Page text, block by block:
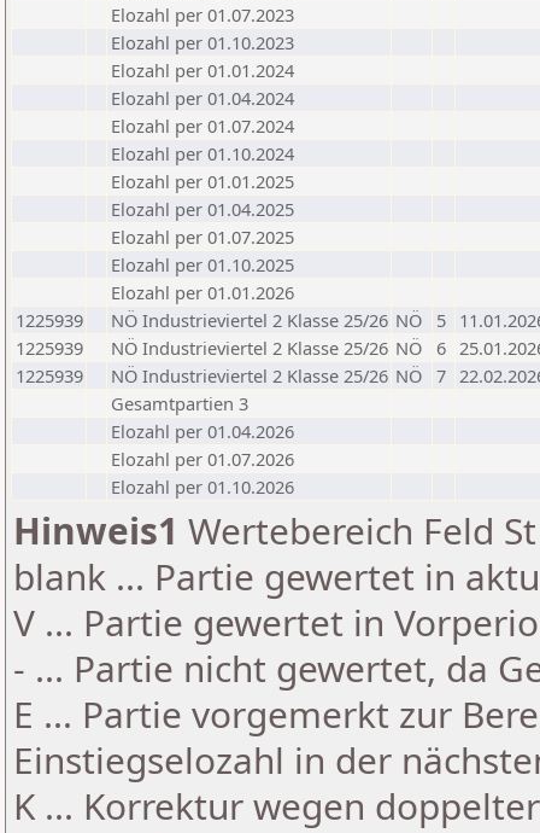
Elozahl per 01.07.2023
Elozahl per 01.10.2023
Elozahl per 01.01.2024
Elozahl per 01.04.2024
Elozahl per 01.07.2024
Elozahl per 01.10.2024
Elozahl per 01.01.2025
Elozahl per 01.04.2025
Elozahl per 01.07.2025
Elozahl per 01.10.2025
Elozahl per 01.01.2026
1225939
NÖ Industrieviertel 2 Klasse 25/26 NÖ 5
1225939
NÖ Industrieviertel 2 Klasse 25/26 NÖ 6
1225939
NÖ Industrieviertel 2 Klasse 25/26 NÖ 7
Gesamtpartien 3
Elozahl per 01.04.2026
Elozahl per 01.07.2026
Elozahl per 01.10.2026
Hinweis1 Wertebereich Feld
blank ... Partie gewertet in
V ... Partie gewertet in
- ... Partie nicht gewertet, da
E ... Partie vorgemerkt zur
Einstiegselozahl in der
K ... Korrektur wegen